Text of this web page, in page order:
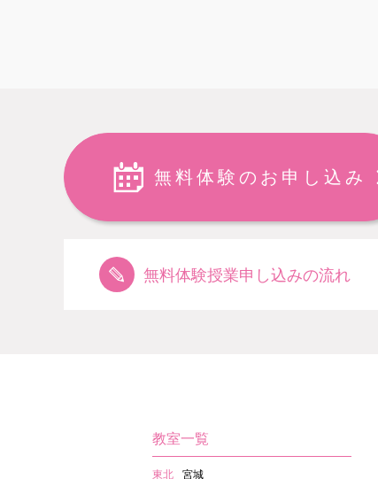
無料体験のお申し込み
無料体験授業申し込みの流れ
教室一覧
東北 宮城